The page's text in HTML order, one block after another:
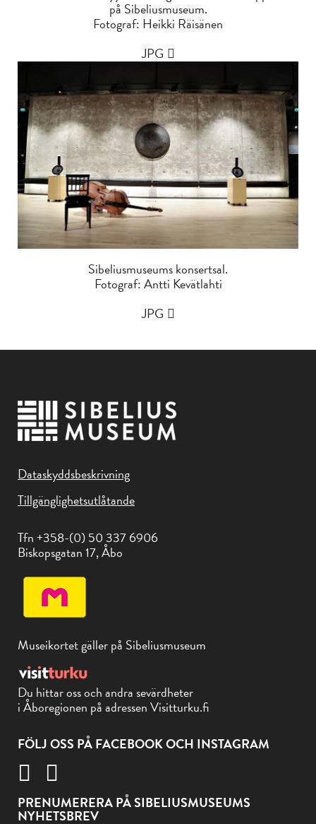
på Sibeliusmuseum.
Fotograf: Heikki Räisänen
JPG
Sibeliusmuseums konsertsal.
Fotograf: Antti Kevätlahti
JPG
Dataskyddsbeskrivning
Tillgänglighetsutlåtande
Tfn +358-(0) 50 337 6906
Biskopsgatan 17, Åbo
Museikortet gäller på Sibeliusmuseum
Du hittar oss och andra sevärdheter
i Åboregionen på adressen Visitturku.fi
FÖLJ OSS PÅ FACEBOOK OCH INSTAGRAM
PRENUMERERA PÅ SIBELIUSMUSEUMS
NYHETSBREV